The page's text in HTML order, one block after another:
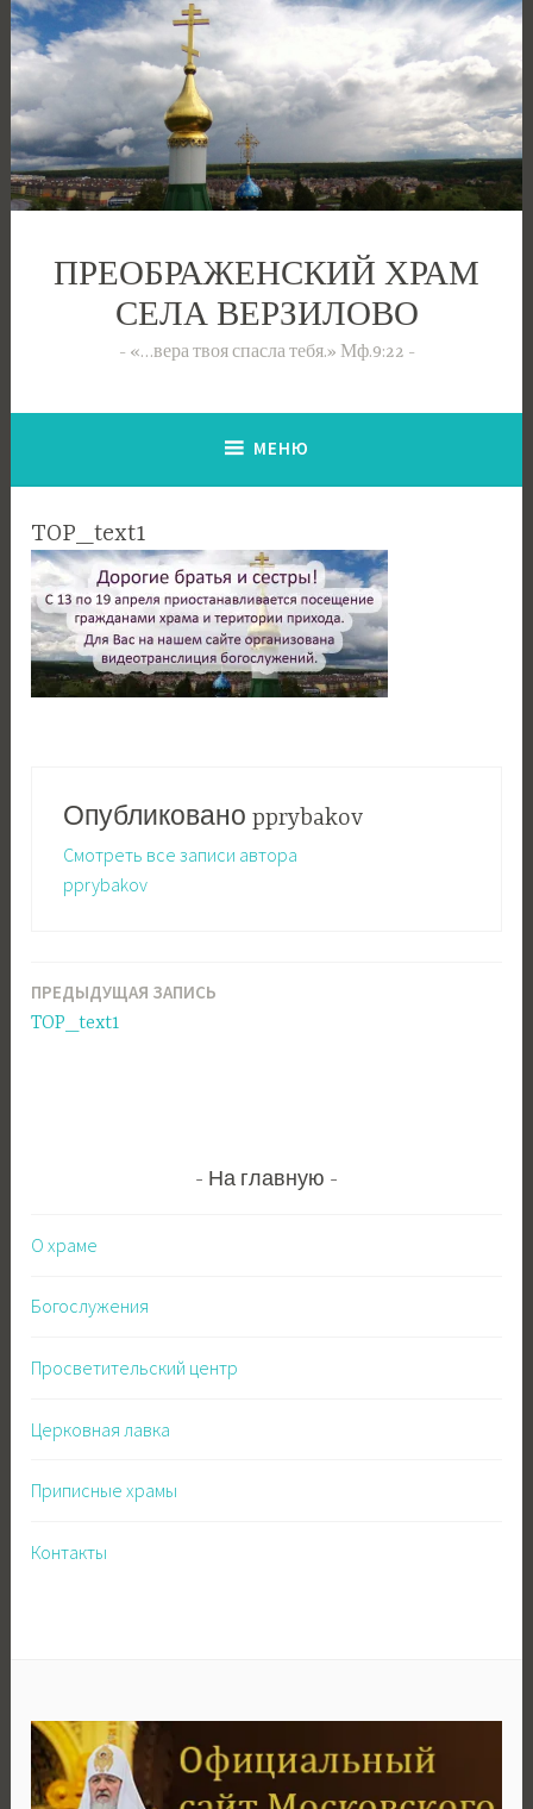
Перейти
к
содержимому
ПРЕОБРАЖЕНСКИЙ ХРАМ
СЕЛА ВЕРЗИЛОВО
«…вера твоя спасла тебя.» Мф.9:22
МЕНЮ
TOP_text1
Опубликовано pprybakov
Смотреть все записи автора
pprybakov
Навигация
ПРЕДЫДУЩАЯ ЗАПИСЬ
TOP_text1
На главную
О храме
Богослужения
Просветительский центр
Церковная лавка
Приписные храмы
Контакты